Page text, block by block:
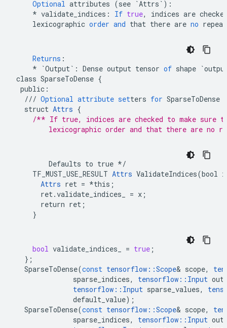
Optional attributes (see `Attrs` ) :
* validate_indices : If true, indices are
lexicographic order and that there are no
Returns :
*
`Output` : Dense output tensor of shape
class SparseToDense {
public :
/// Optional attribute setters for SparseToDense
struct Attrs {
/** If true, indices are checked to make sure
lexicographic order and that there are no
        Defaults to true */
    TF_MUST_USE_RESULT
Attrs ValidateIndices(bool
Attrs ret = *this;
      ret.validate_indices_ = x;
      return ret;
    }
bool validate_indices_ = true ;
};
SparseToDense(const tensorflow ::Scope& scope,
sparse_indices, tensorflow :: Input
tensorflow :: Input sparse_values,
default_value);
SparseToDense(const tensorflow ::Scope& scope,
sparse_indices, tensorflow :: Input